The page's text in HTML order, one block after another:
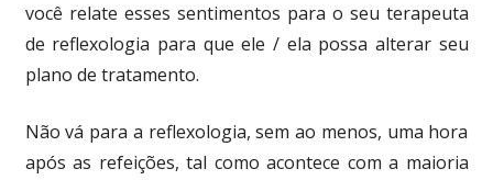
você relate esses sentimentos para o seu terapeuta
de reflexologia para que ele / ela possa alterar seu
plano de tratamento.
Não vá para a reflexologia, sem ao menos, uma hora
após as refeições, tal como acontece com a maioria